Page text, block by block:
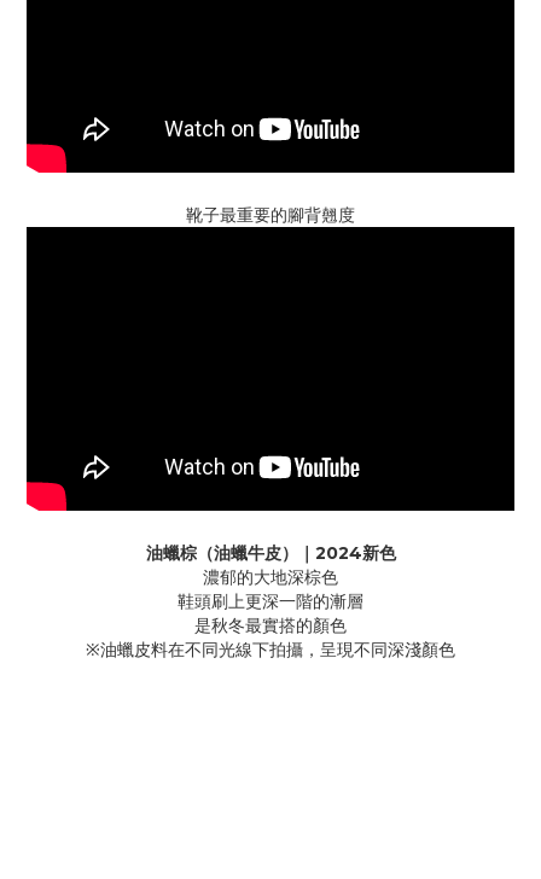
靴子最重要的腳背翹度
油蠟棕（油蠟牛皮）｜2024新色
濃郁的大地深棕色
鞋頭刷上更深一階的漸層
是秋冬最實搭的顏色
※油蠟皮料在不同光線下拍攝，呈現不同深淺顏色